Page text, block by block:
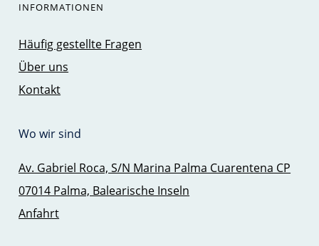
INFORMATIONEN
Häufig gestellte Fragen
Über uns
Kontakt
Wo wir sind
Av. Gabriel Roca, S/N Marina Palma Cuarentena CP
07014 Palma, Balearische Inseln
Anfahrt